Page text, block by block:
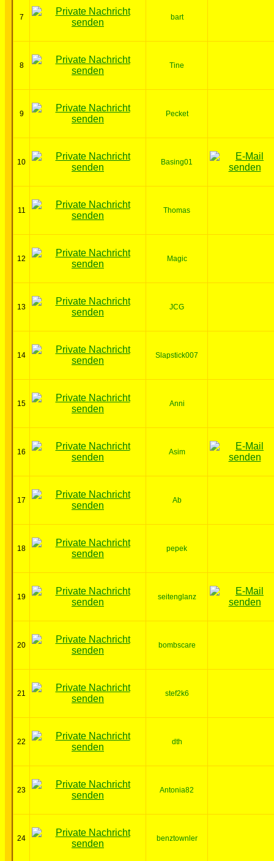
7 bart
8 Tine
9 Pecket
10 Basing01
11 Thomas
12 Magic
13 JCG
14 Slapstick007
15 Anni
16 Asim
17 Ab
18 pepek
19 seitenglanz
20 bombscare
21 stef2k6
22 dth
23 Antonia82
24 benztownler